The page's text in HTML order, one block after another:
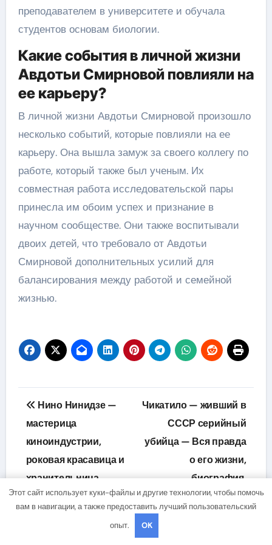
преподавателем в университете и обучала
студентов основам биологии.
Какие события в личной жизни
Авдотьи Смирновой повлияли на
ее карьеру?
В личной жизни Авдотьи Смирновой произошло
несколько событий, которые повлияли на ее
карьеру. Она вышла замуж за своего коллегу по
работе, который также был ученым. Их
совместная работа исследовательской пары
принесла им обоим успех и признание в
научном сообществе. Они также воспитывали
двоих детей, что требовало от Авдотьи
Смирновой дополнительных усилий для
балансирования между работой и семейной
жизнью.
Навигация
по
записям
Нино Нинидзе —
мастерица
киноиндустрии,
роковая красавица и
хранительница
душевных мелодий —
удивительная жизнь
Чикатило — живший в
СССР серийный
убийца — Вся правда
о его жизни,
биография,
википедия, фото
Этот сайт использует куки-файлы и другие технологии, чтобы помочь
вам в навигации, а также предоставить лучший пользовательский
опыт.
OK